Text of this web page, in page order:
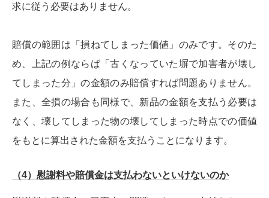
求に従う必要はありません。
賠償の範囲は「損ねてしまった価値」のみです。そのた
め、上記の例ならば「古くなっていた塀で加害者が壊し
てしまった分」の金額のみ賠償すれば問題ありません。
また、全損の場合も同様で、新品の金額を支払う必要は
なく、壊してしまった物の壊してしまった時点での価値
をもとに算出された金額を支払うことになります。
（4）慰謝料や賠償金は支払わないといけないのか